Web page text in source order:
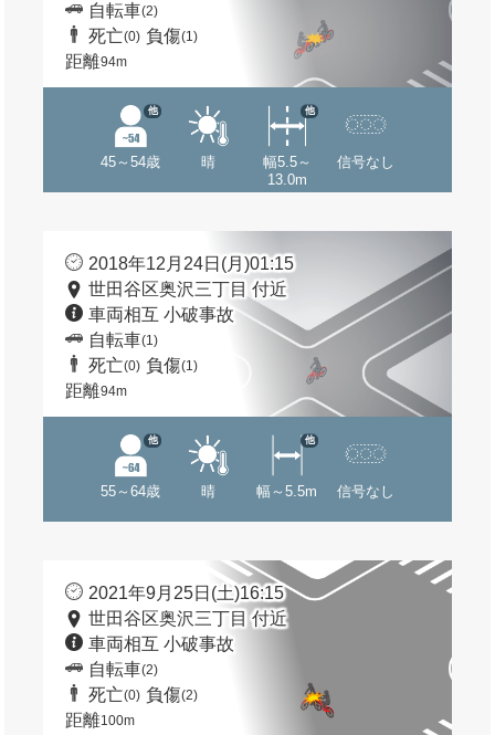
自転車(2)
死亡(0) 負傷(1)
距離94m
45～54歳
他
晴
幅5.5～
13.0m
他
信号なし
2018年12月24日(月)01:15
世田谷区奥沢三丁目 付近
車両相互 小破事故
自転車(1)
死亡(0) 負傷(1)
距離94m
55～64歳
他
晴 幅～5.5m
他
信号なし
2021年9月25日(土)16:15
世田谷区奥沢三丁目 付近
車両相互 小破事故
自転車(2)
死亡(0) 負傷(2)
距離100m